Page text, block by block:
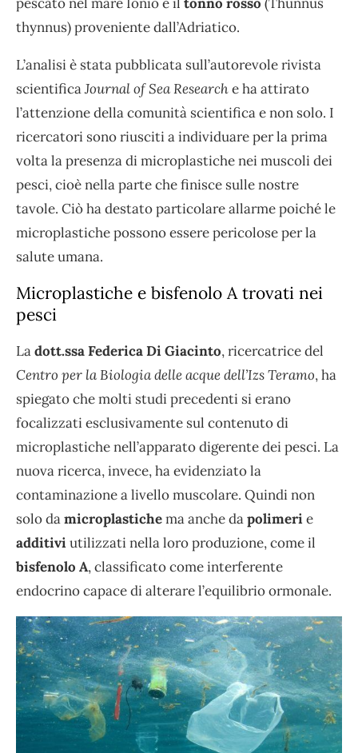
thynnus) proveniente dall’Adriatico.
L’analisi è stata pubblicata sull’autorevole rivista
scientificaJournal of Sea Researche ha attirato
l’attenzione della comunità scientifica e non solo. I
ricercatori sono riusciti a individuare per la prima
volta la presenza di microplastiche nei muscoli dei
pesci, cioè nella parte che finisce sulle nostre
tavole. Ciò ha destato particolare allarme poiché le
microplastiche possono essere pericolose per la
salute umana.
Microplastiche e bisfenolo A trovati nei
pesci
Ladott.ssa Federica Di Giacinto, ricercatrice del
Centro per la Biologia delle acque dell’Izs Teramo, ha
spiegato che molti studi precedenti si erano
focalizzati esclusivamente sul contenuto di
microplastiche nell’apparato digerente dei pesci. La
nuova ricerca, invece, ha evidenziato la
contaminazione a livello muscolare. Quindi non
solo damicroplastichema anche dapolimerie
additiviutilizzati nella loro produzione, come il
bisfenolo A, classificato come interferente
endocrino capace di alterare l’equilibrio ormonale.